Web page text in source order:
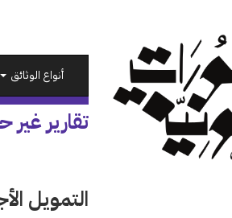
أنواع الوثائق
تقارير
التمويل